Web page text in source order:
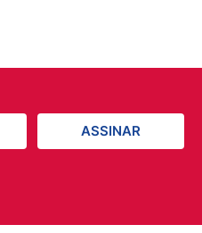
ASSINAR